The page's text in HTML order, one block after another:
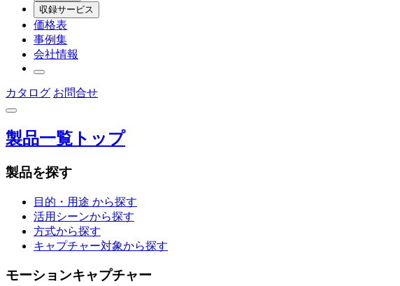
収録サービス
価格表
事例集
会社情報
カタログ お問合せ
製品一覧トップ
製品を探す
目的・用途 から探す
活用シーンから探す
方式から探す
キャプチャー対象から探す
モーションキャプチャー